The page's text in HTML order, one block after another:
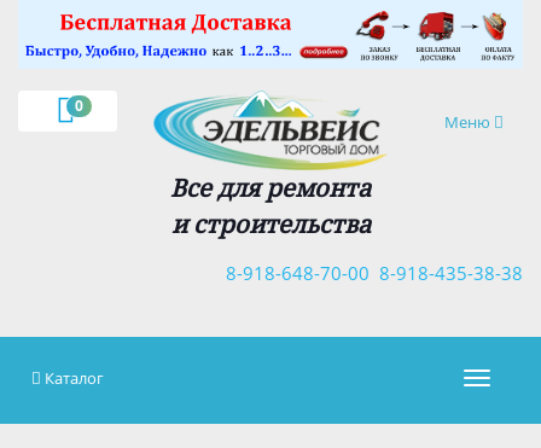
0
Навигация
Меню
Все для ремонта
и строительства
8-918-435-38-38
8-918-648-70-00
×
Каталог